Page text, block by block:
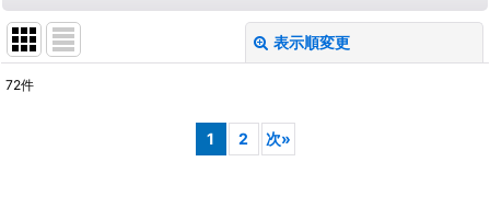
表示順変更
72件
1 2 次»